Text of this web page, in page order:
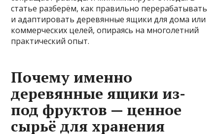
статье разберём, как правильно перерабатывать
и адаптировать деревянные ящики для дома или
коммерческих целей, опираясь на многолетний
практический опыт.
Почему именно
деревянные ящики из-
под фруктов — ценное
сырьё для хранения